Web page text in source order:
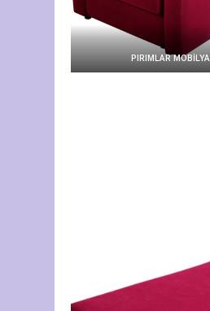
PIRIMLAR MOBİLYA